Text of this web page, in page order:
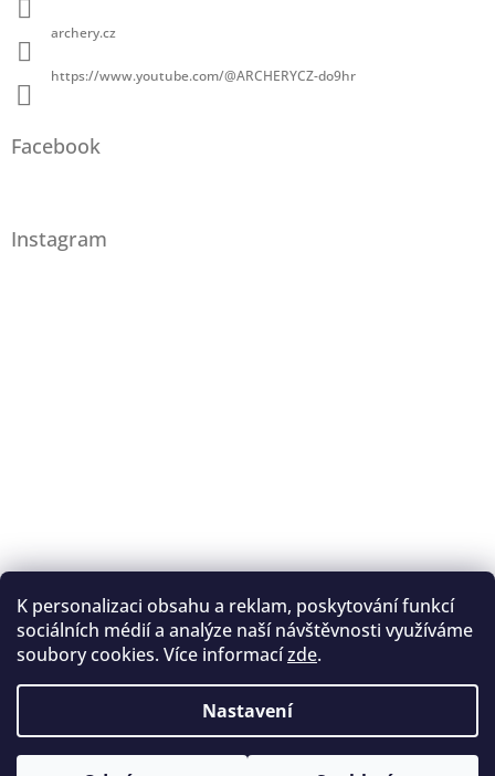
K personalizaci obsahu a reklam, poskytování funkcí
sociálních médií a analýze naší návštěvnosti využíváme
soubory cookies. Více informacízde.
Nastavení
archery.cz
https://www.youtube.com/@ARCHERYCZ-do9hr
Facebook
Instagram
Sledovat na Instagramu
Registrace na lukostřelbu
I. Královský lukostřelecký klub
Český lukostřelecký svaz